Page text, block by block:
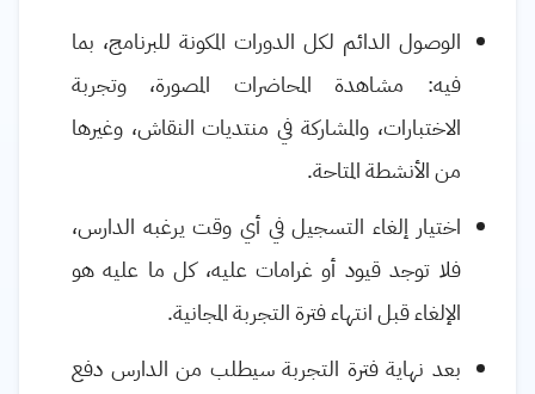
الوصول الدائم لكل الدورات المكونة للبرنامج، بما
فيه: مشاهدة المحاضرات المصورة، وتجربة
الاختبارات، والمشاركة في منتديات النقاش، وغيرها
من الأنشطة المتاحة.
اختيار إلغاء التسجيل في أي وقت يرغبه الدارس،
فلا توجد قيود أو غرامات عليه، كل ما عليه هو
الإلغاء قبل انتهاء فترة التجربة المجانية.
بعد نهاية فترة التجربة سيطلب من الدارس دفع